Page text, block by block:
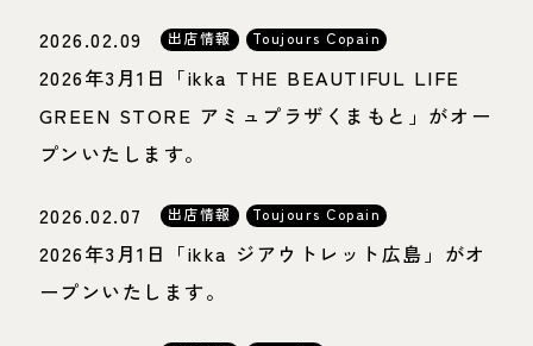
2026.02.09 出店情報 Toujours Copain
2026年3月1日「ikka THE BEAUTIFUL LIFE
GREEN STORE アミュプラザくまもと」がオー
プンいたします。
2026.02.07 出店情報 Toujours Copain
2026年3月1日「ikka ジアウトレット広島」がオ
ープンいたします。